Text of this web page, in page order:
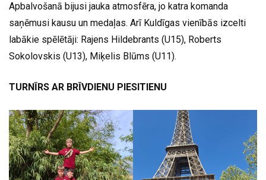
Apbalvošanā bijusi jauka atmosfēra, jo katra komanda
saņēmusi kausu un medaļas. Arī Kuldīgas vienībās izcelti
labākie spēlētāji: Rajens Hildebrants (U15), Roberts
Sokolovskis (U13), Miķelis Blūms (U11).
TURNĪRS AR BRĪVDIENU PIESITIENU